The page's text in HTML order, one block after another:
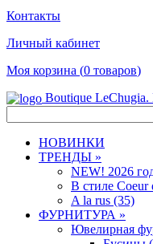
Контакты
Личный кабинет
Моя корзина (0 товаров)
Boutique
НОВИНКИ
ТРЕНДЫ »
NEW! 2026
В стиле Coeur
A la rus (35)
ФУРНИТУРА »
Ювелирная